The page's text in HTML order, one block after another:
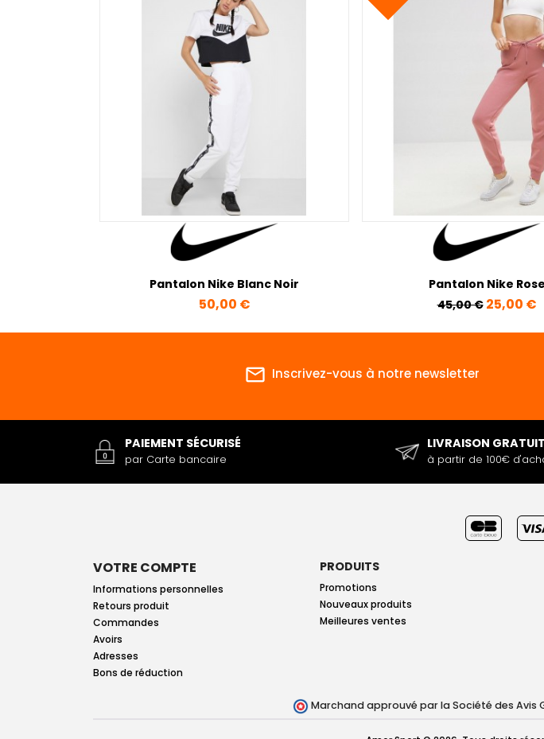
Pantalon Nike Blanc Noir
Prix
50,00 €
Pantalon Nike Rose
Prix de base
45,00 € Prix
25,00 €
mail_outline Inscrivez-vous à notre newsletter
PAIEMENT SÉCURISÉ
par Carte bancaire
LIVRAISON
à partir de 100€
VOTRE COMPTE
Informations personnelles
Retours produit
Commandes
Avoirs
Adresses
Bons de réduction
PRODUITS
Promotions
Nouveaux produits
Meilleures ventes
Marchand approuvé par la Société des Avis